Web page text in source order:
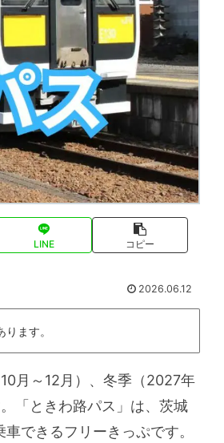
LINE コピー
2026.06.12
ます。
月～12月）、冬季（2027年
「ときわ路パス」は、茨城
できるフリーきっぷです。